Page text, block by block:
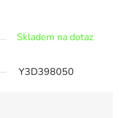
Skladem na dotaz
Y3D398050